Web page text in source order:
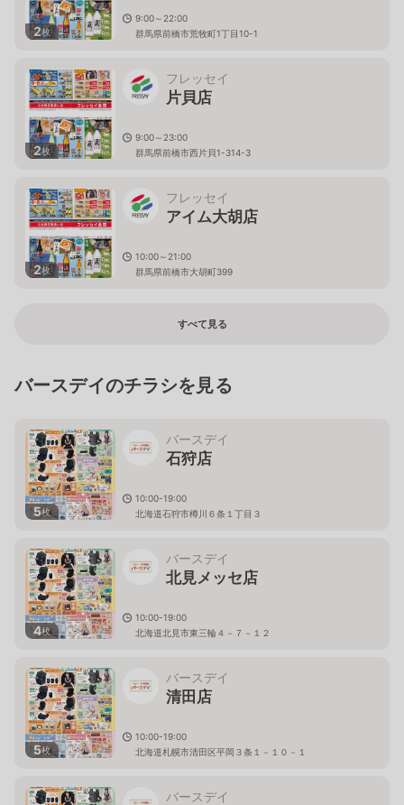
2枚
9:00～22:00
群馬県前橋市荒牧町1丁目10-1
2枚
フレッセイ
片貝店
9:00～23:00
群馬県前橋市西片貝1-314-3
2枚
フレッセイ
アイム大胡店
10:00～21:00
群馬県前橋市大胡町399
すべて見る
バースデイのチラシを見る
5枚
バースデイ
石狩店
10:00-19:00
北海道石狩市樽川６条１丁目３
4枚
バースデイ
北見メッセ店
10:00-19:00
北海道北見市東三輪４－７－１２
5枚
バースデイ
清田店
10:00-19:00
北海道札幌市清田区平岡３条１－１０－１
バースデイ